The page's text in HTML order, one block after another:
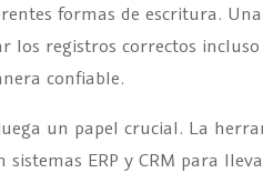
formas de escritura.
los registros correctos incluso
confiable.
un papel crucial. La
ERP y CRM para